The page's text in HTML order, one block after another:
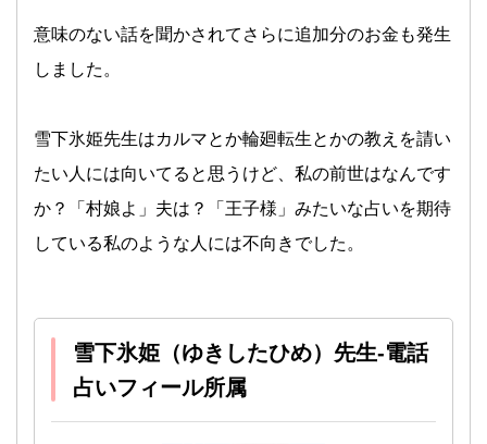
意味のない話を聞かされてさらに追加分のお金も発生
しました。
雪下氷姫先生はカルマとか輪廻転生とかの教えを請い
たい人には向いてると思うけど、私の前世はなんです
か？「村娘よ」夫は？「王子様」みたいな占いを期待
している私のような人には不向きでした。
雪下氷姫（ゆきしたひめ）先生-電話
占いフィール所属